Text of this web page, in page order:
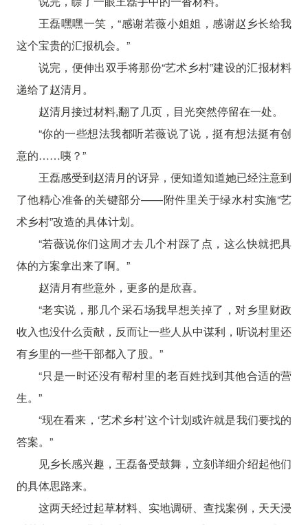
王磊嘿嘿一笑，“感谢若薇小姐姐，感谢赵乡长给我
这个宝贵的汇报机会。”
说完，便伸出双手将那份“艺术乡村”建设的汇报材料
递给了赵清月。
赵清月接过材料,翻了几页，目光突然停留在一处。
“你的一些想法我都听若薇说了说，挺有想法挺有创
意的……咦？”
王磊感受到赵清月的讶异，便知道知道她已经注意到
了他精心准备的关键部分——附件里关于绿水村实施“艺
术乡村”改造的具体计划。
“若薇说你们这周才去几个村踩了点，这么快就把具
体的方案拿出来了啊。”
赵清月有些意外，更多的是欣喜。
“老实说，那几个采石场我早想关掉了，对乡里财政
收入也没什么贡献，反而让一些人从中谋利，听说村里还
有乡里的一些干部都入了股。”
“只是一时还没有帮村里的老百姓找到其他合适的营
生。”
“现在看来，‘艺术乡村’这个计划或许就是我们要找的
答案。”
见乡长感兴趣，王磊备受鼓舞，立刻详细介绍起他们
的具体思路来。
这两天经过起草材料、实地调研、查找案例，天天浸